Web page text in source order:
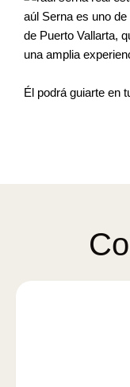
aúl Serna es uno
de Puerto Vallarta,
una amplia
Él podrá guiarte en